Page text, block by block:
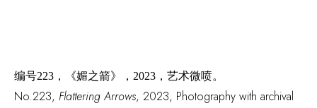
编号223，《媚之箭》，2023，艺术微喷。
No.223, Flattering Arrows, 2023, Photography with archival